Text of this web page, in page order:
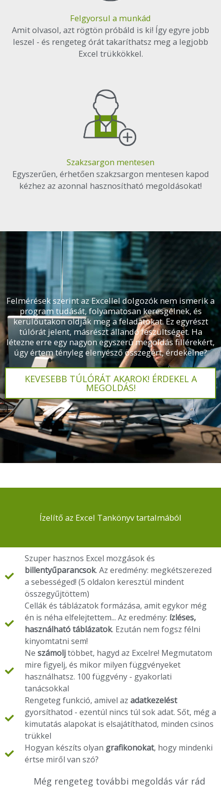
Felgyorsul a munkád
Amit olvasol, azt rögtön próbáld is ki! Így egyre jobb
leszel - és rengeteg órát takaríthatsz meg a legjobb
Excel trükkökkel.
Szakzsargon mentesen
Egyszerűen, érhetően szakzsargon mentesen kapod
kézhez az azonnal hasznosítható megoldásokat!
Felmérések szerint az Excellel dolgozók nem ismerik a
program tudását, folyamatosan keresgélnek, és
kerülőutakon oldják meg a feladatokat. Ez egyrészt
túlórát jelent, másrészt állandó feszültséget. Ha
létezne erre egy nagyon egyszerű megoldás fillérekért,
úgy értem tényleg elenyésző összegért, érdekelne?
KEVESEBB TÚLÓRÁT AKAROK! ÉRDEKEL A
MEGOLDÁS!
Ízelítő az Excel Tankönyv tartalmából
Szuper hasznos Excel mozgások és
billentyűparancsok. Az eredmény: megkétszerezed
a sebességed! (5 oldalon keresztül mindent
összegyűjtöttem)
Cellák és táblázatok formázása, amit egykor még
én is néha elfelejtettem... Az eredmény: ízléses,
használható táblázatok. Ezután nem fogsz félni
kinyomtatni sem!
Ne számoljtöbbet, hagyd az Excelre! Megmutatom
mire figyelj, és mikor milyen függvényeket
használhatsz. 100 függvény - gyakorlati
tanácsokkal
Rengeteg funkció, amivel az adatkezelést
gyorsíthatod - ezentúl nincs túl sok adat. Sőt, még a
kimutatás alapokat is elsajátíthatod, minden csinos
trükkel
Hogyan készíts olyan grafikonokat, hogy mindenki
értse miről van szó?
Még rengeteg további megoldás vár rád